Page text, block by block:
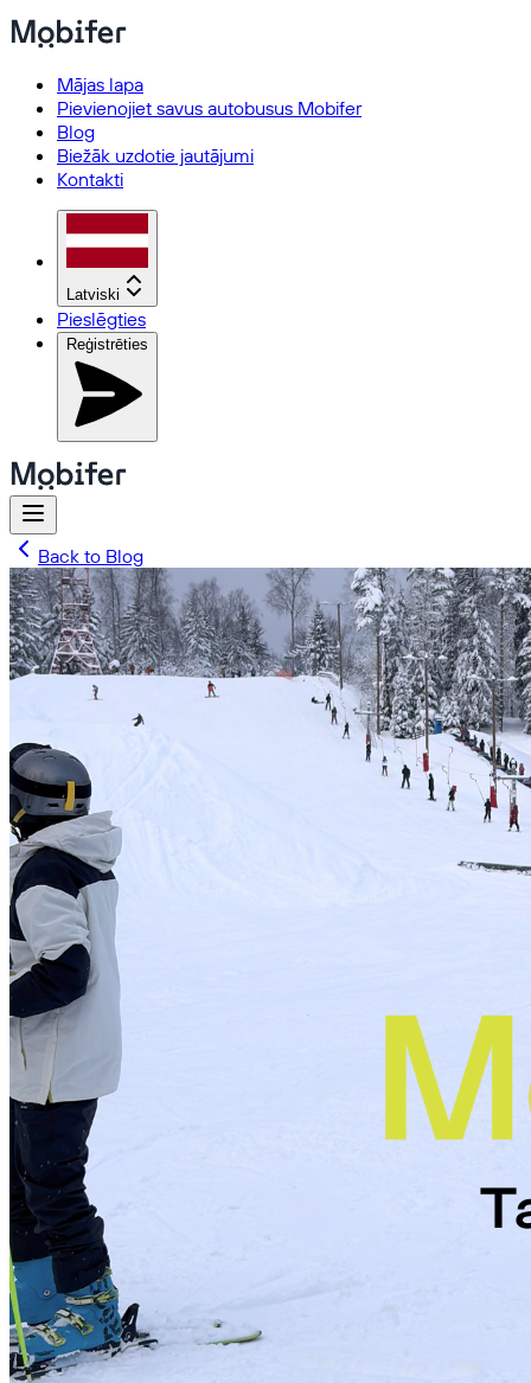
Mājas lapa
Pievienojiet savus autobusus Mobifer
Blog
Biežāk uzdotie jautājumi
Kontakti
Latviski
Pieslēgties
Reģistrēties
Back to Blog